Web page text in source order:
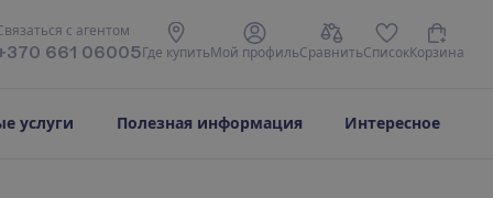
вязаться с агентом
661 06005 Где купить М ой профильСравнитьСписокКорзина
услуги Полезная информация Интересное